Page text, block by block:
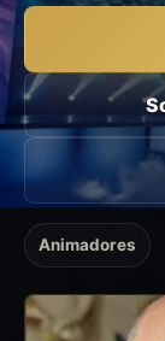
Animadores